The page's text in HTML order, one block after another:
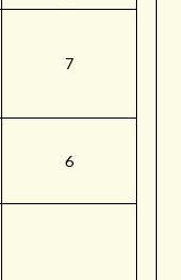
7
6